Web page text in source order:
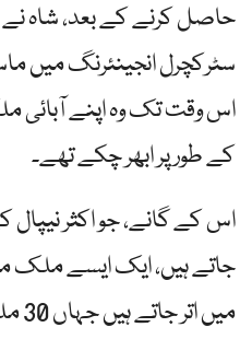
حاصل کرنے کے بعد، شاہ
سٹرکچرل انجینئرنگ میں
اس وقت تک وہ اپنے آبائی
کے طور پر ابھر چکے تھے۔
اس کے گانے، جو اکثر
جاتے ہیں، ایک ایسے